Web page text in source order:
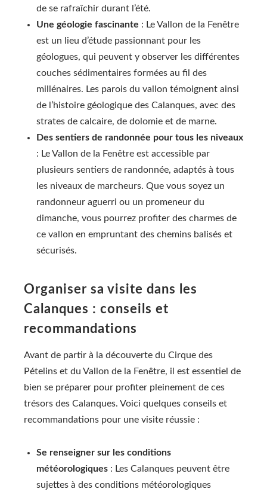
de se rafraîchir durant l’été.
Une géologie fascinante : Le Vallon de la Fenêtre
est un lieu d’étude passionnant pour les
géologues, qui peuvent y observer les différentes
couches sédimentaires formées au fil des
millénaires. Les parois du vallon témoignent ainsi
de l’histoire géologique des Calanques, avec des
strates de calcaire, de dolomie et de marne.
Des sentiers de randonnée pour tous les niveaux
: Le Vallon de la Fenêtre est accessible par
plusieurs sentiers de randonnée, adaptés à tous
les niveaux de marcheurs. Que vous soyez un
randonneur aguerri ou un promeneur du
dimanche, vous pourrez profiter des charmes de
ce vallon en empruntant des chemins balisés et
sécurisés.
Organiser sa visite dans les
Calanques : conseils et
recommandations
Avant de partir à la découverte du Cirque des
Pételins et du Vallon de la Fenêtre, il est essentiel de
bien se préparer pour profiter pleinement de ces
trésors des Calanques. Voici quelques conseils et
recommandations pour une visite réussie :
Se renseigner sur les conditions
météorologiques : Les Calanques peuvent être
sujettes à des conditions météorologiques